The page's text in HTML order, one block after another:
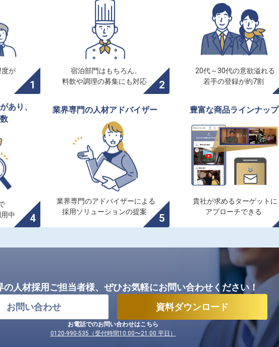
が
宿泊部門はもちろん、
料飲や調理の募集にも対応
20代～30代の意欲溢れる
若手の登録が約7割
あり、
中
業界専門の人材アドバイザー
業界専門のアドバイザーによる
採用ソリューションの提案
豊富な商品ラインナップ
貴社が求めるターゲットに
アプローチできる
の人材採用ご担当者様、 ぜひお気軽にお問い合わせください！
お問い合わせ
資料ダウンロード
お電話でのお問い合わせはこちら
0120-990-535（受付時間10:00〜21:00 平日）